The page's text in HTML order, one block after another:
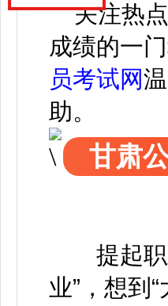
关注热点
成绩的一
员考试网
助。
甘肃
提起职
业”，想到